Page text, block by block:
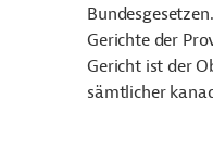
Gerichte der
Gericht ist der
sämtlicher